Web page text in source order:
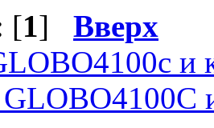
[1] Вверх
и
GLOBO4100C